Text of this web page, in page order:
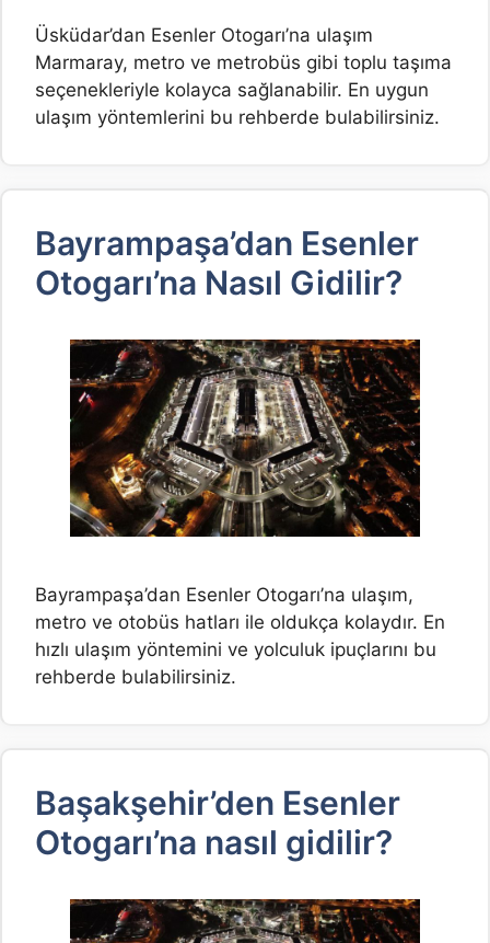
Üsküdar’dan Esenler Otogarı’na ulaşım
Marmaray, metro ve metrobüs gibi toplu taşıma
seçenekleriyle kolayca sağlanabilir. En uygun
ulaşım yöntemlerini bu rehberde bulabilirsiniz.
Bayrampaşa’dan Esenler
Otogarı’na Nasıl Gidilir?
Bayrampaşa’dan Esenler Otogarı’na ulaşım,
metro ve otobüs hatları ile oldukça kolaydır. En
hızlı ulaşım yöntemini ve yolculuk ipuçlarını bu
rehberde bulabilirsiniz.
Başakşehir’den Esenler
Otogarı’na nasıl gidilir?